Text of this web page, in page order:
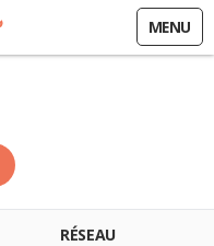
MENU
RÉSEAU